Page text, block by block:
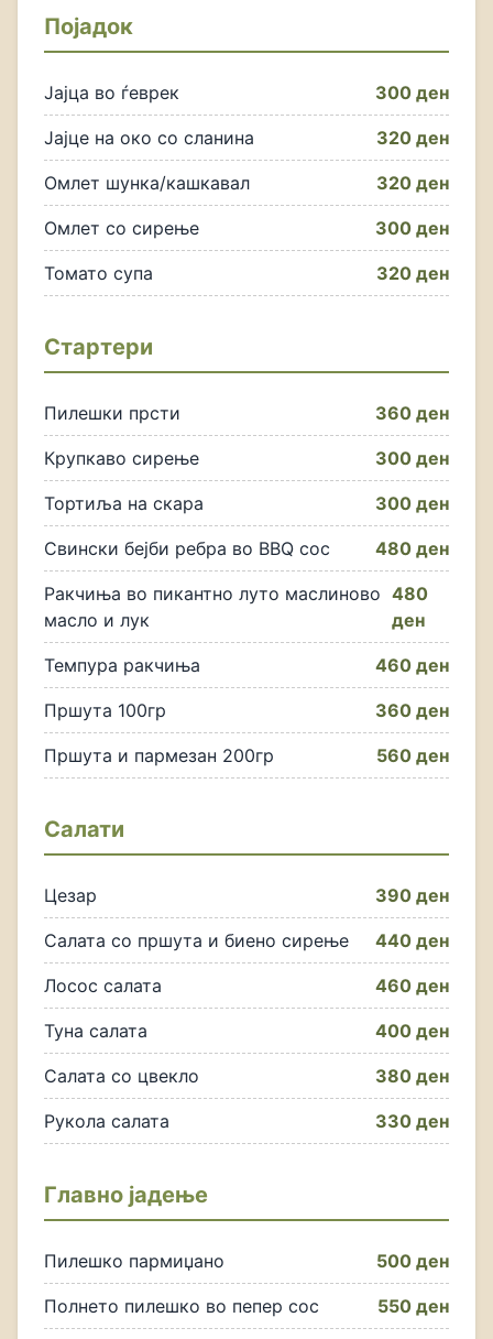
Појадок
Јајца во ѓеврек 300 ден
Јајце на око со сланина 320 ден
Омлет шунка/кашкавал 320 ден
Омлет со сирење 300 ден
Томато супа 320 ден
Стартери
Пилешки прсти 360 ден
Крупкаво сирење 300 ден
Тортиља на скара 300 ден
Свински бејби ребра во BBQ сос 480 ден
Ракчиња во пикантно луто маслиново
масло и лук
480
ден
Темпура ракчиња 460 ден
Пршута 100гр 360 ден
Пршута и пармезан 200гр 560 ден
Салати
Цезар 390 ден
Салата со пршута и биено сирење 440 ден
Лосос салата 460 ден
Туна салата 400 ден
Салата со цвекло 380 ден
Рукола салата 330 ден
Главно јадење
Пилешко пармиџано 500 ден
Полнето пилешко во пепер сос 550 ден